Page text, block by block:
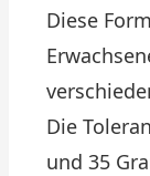
Diese
Die
und 35